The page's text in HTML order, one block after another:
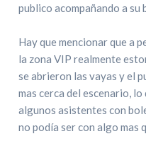
publico acompañando a su
Hay que mencionar que a
la zona VIP realmente
se abrieron las vayas y el
mas cerca del escenario,
algunos asistentes con
no podía ser con algo mas